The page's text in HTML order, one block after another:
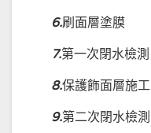
6.刷面層塗膜
7.第一次閉水檢測
8.保護飾面層施工
9.第二次閉水檢測